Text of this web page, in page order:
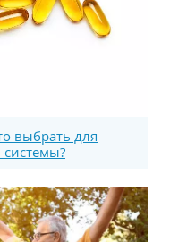
выбрать для